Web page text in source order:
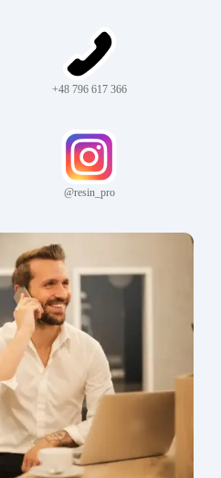
+48 796 617 366
@resin_pro